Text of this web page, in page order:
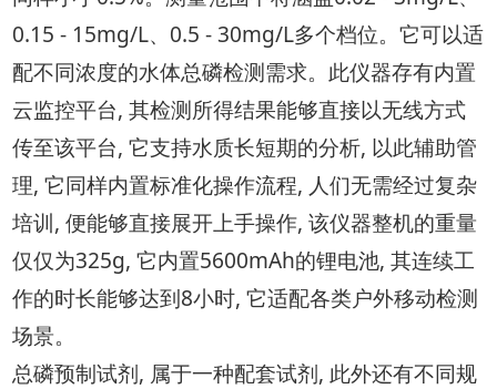
0.15 - 15mg/L、0.5 - 30mg/L多个档位。它可以适
配不同浓度的水体总磷检测需求。此仪器存有内置
云监控平台, 其检测所得结果能够直接以无线方式
传至该平台, 它支持水质长短期的分析, 以此辅助管
理, 它同样内置标准化操作流程, 人们无需经过复杂
培训, 便能够直接展开上手操作, 该仪器整机的重量
仅仅为325g, 它内置5600mAh的锂电池, 其连续工
作的时长能够达到8小时, 它适配各类户外移动检测
场景。
总磷预制试剂, 属于一种配套试剂, 此外还有不同规